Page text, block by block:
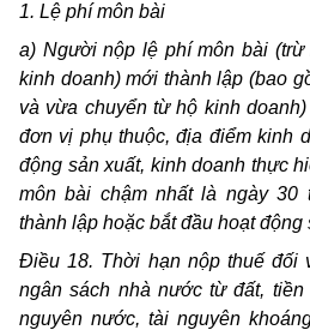
1. Lệ phí môn bài
a) Người nộp lệ phí môn bài (trừ
kinh doanh) mới thành lập (bao
và vừa chuyển từ hộ kinh
đơn vị phụ thuộc, địa điểm kinh
động sản xuất, kinh doanh thực
môn bài chậm nhất là ngày 30
thành lập hoặc bắt đầu hoạt động
Điều 18. Thời hạn nộp thuế đối
ngân sách nhà nước từ đất,
nguyên nước, tài nguyên